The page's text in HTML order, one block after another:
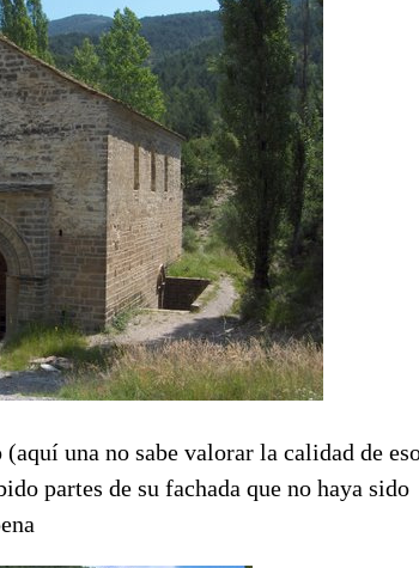
una no sabe valorar la calidad de
partes de su fachada que no haya sido